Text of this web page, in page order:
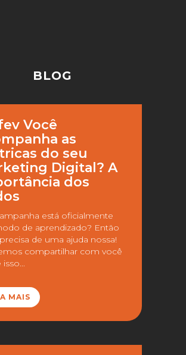
BLOG
Você
as
do seu
Digital? A
dos
está oficialmente
de aprendizado? Então
de uma ajuda nossa!
compartilhar com você
MAIS